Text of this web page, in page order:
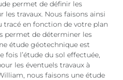
permet de définir les
travaux. Nous faisons ainsi
tracé en fonction de votre plan
permet de déterminer les
étude géotechnique est
fois l’étude du sol effectuée,
les éventuels travaux à
nous faisons une étude